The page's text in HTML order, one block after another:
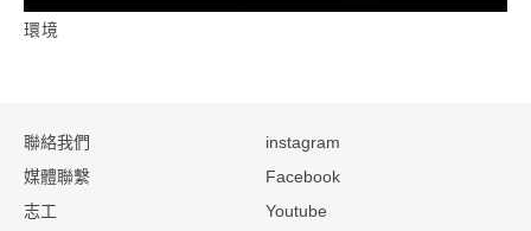
環境
聯絡我們
媒體聯繫
志工
instagram
Facebook
Youtube